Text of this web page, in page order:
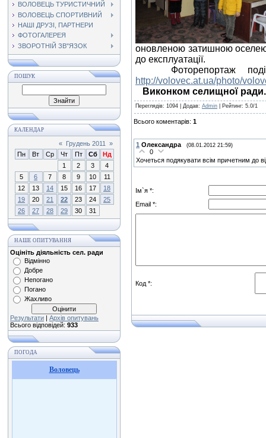
ВОЛОВЕЦЬ ТУРИСТИЧНИЙ
ВОЛОВЕЦЬ СПОРТИВНИЙ
НАШІ ДРУЗІ, ПАРТНЕРИ
ФОТОГАЛЕРЕЯ
ЗВОРОТНІЙ ЗВ"ЯЗОК
ПОШУК
КАЛЕНДАР
« Грудень 2011
»
Пн
Вт Ср Чт Пт Сб
Нд
1
2 3
4
5
6 7 8 9 10
11
12
13 14 15 16 17
18
19
20 21 22 23 24
25
26
27 28 29 30 31
НАШЕ ОПИТУВАННЯ
Оцініть діяльність сел. ради
Відмінно
Добре
Непогано
Погано
Жахливо
Результати | Архів опитувань
Всього відповідей: 933
ПОГОДА
Воловець
оновленою затишною оселею,
до експлуатації.
Фоторепортаж події
http://volovec.at.ua/photo/
Виконком селищної ради.
Переглядів: 1094 | Додав: Admin Рейтинг: 5.0/1
Всього коментарів: 1
1 Олександра (08.01.2012 21:59)
0
Хочеться подякувати всім причетним до
Ім`я *:
Email *:
Код *: